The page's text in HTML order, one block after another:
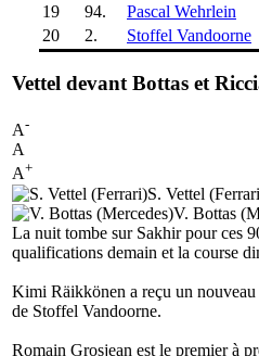
19
94. Pascal Wehrlein
20
2. Stoffel Vandoorne
Vettel devant Bottas et
A-
A
A+
S. Vettel
V. Bottas
La nuit tombe sur Sakhir pour ces
qualifications demain et la course
Kimi Räikkönen a reçu un
de Stoffel Vandoorne.
Romain Grosjean est le premier à